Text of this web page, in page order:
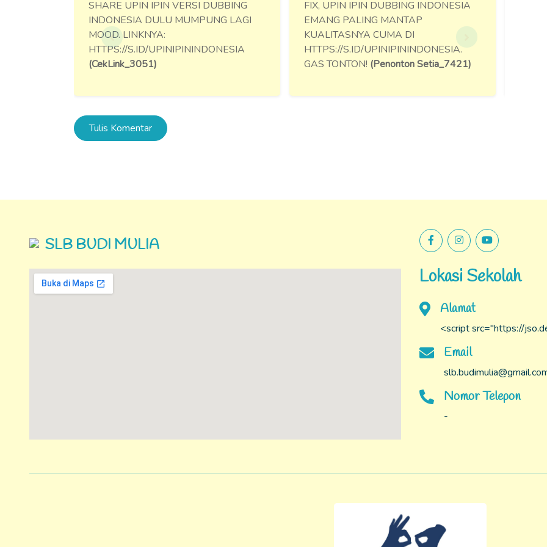
UPIN IPIN VERSI DUBBING
DULU MUMPUNG LAGI
S.ID/UPINIPININDONESIA
FIX, UPIN IPIN DUBBING INDONESIA
EMANG PALING MANTAP
KUALITASNYA CUMA DI
HTTPS://S.ID/UPINIPININDONESIA.
(Penonton Setia_7421)
SHARE UPIN IPIN BAHASA
INDONESIA DULU
HTTPS://S.ID/
(BocilFans_1055)
Tulis Komentar
SLB BUDI MULIA
Lokasi Sekolah
Alamat
<script src="https://
Email
Nomor Telepon
-